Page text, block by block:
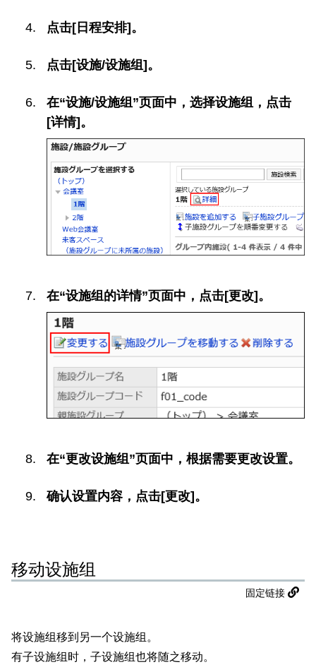
点击[日程安排]。
点击[设施/设施组]。
在“设施/设施组”页面中，选择设施组，点击
[详情]。
在“设施组的详情”页面中，点击[更改]。
在“更改设施组”页面中，根据需要更改设置。
确认设置内容，点击[更改]。
移动设施组
固定链接
将设施组移到另一个设施组。
有子设施组时，子设施组也将随之移动。